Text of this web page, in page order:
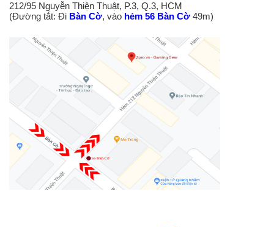
212/95 Nguyễn Thiện Thuật, P.3, Q.3, HCM
(Đường tắt: Đi Bàn Cờ, vào hẻm 56 Bàn Cờ 49m)